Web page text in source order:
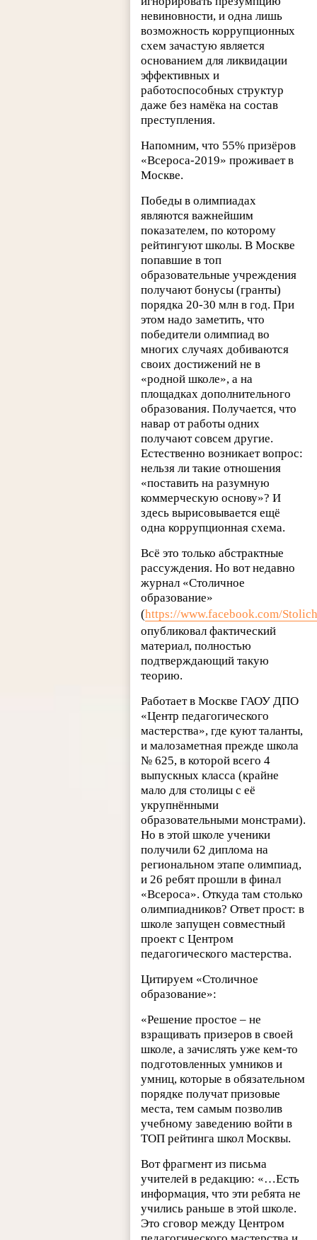
невиновности, и одна лишь
возможность коррупционных
схем зачастую является
основанием для ликвидации
эффективных и
работоспособных структур
даже без намёка на состав
преступления.
Напомним, что 55% призёров
«Всероса-2019» проживает в
Москве.
Победы в олимпиадах
являются важнейшим
показателем, по которому
рейтингуют школы. В Москве
попавшие в топ
образовательные учреждения
получают бонусы (гранты)
порядка 20-30 млн в год. При
этом надо заметить, что
победители олимпиад во
многих случаях добиваются
своих достижений не в
«родной школе», а на
площадках дополнительного
образования. Получается, что
навар от работы одних
получают совсем другие.
Естественно возникает вопрос:
нельзя ли такие отношения
«поставить на разумную
коммерческую основу»? И
здесь вырисовывается ещё
одна коррупционная схема.
Всё это только абстрактные
рассуждения. Но вот недавно
журнал «Столичное
образование»
(https://www.facebook.com/
опубликовал фактический
материал, полностью
подтверждающий такую
теорию.
Работает в Москве ГАОУ ДПО
«Центр педагогического
мастерства», где куют таланты,
и малозаметная прежде школа
№ 625, в которой всего 4
выпускных класса (крайне
мало для столицы с её
укрупнёнными
образовательными монстрами).
Но в этой школе ученики
получили 62 диплома на
региональном этапе олимпиад,
и 26 ребят прошли в финал
«Всероса». Откуда там столько
олимпиадников? Ответ прост: в
школе запущен совместный
проект с Центром
педагогического мастерства.
Цитируем «Столичное
образование»:
«Решение простое – не
взращивать призеров в своей
школе, а зачислять уже кем-то
подготовленных умников и
умниц, которые в обязательном
порядке получат призовые
места, тем самым позволив
учебному заведению войти в
ТОП рейтинга школ Москвы.
Вот фрагмент из письма
учителей в редакцию: «…Есть
информация, что эти ребята не
учились раньше в этой школе.
Это сговор между Центром